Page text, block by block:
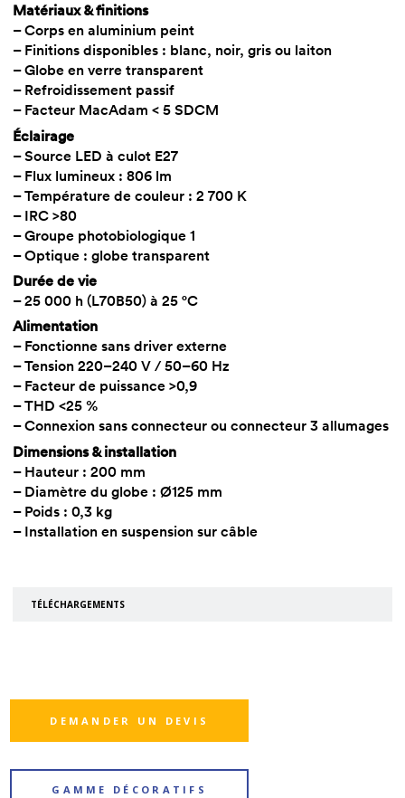
Matériaux & finitions
– Corps en aluminium peint
– Finitions disponibles : blanc, noir, gris ou laiton
– Globe en verre transparent
– Refroidissement passif
– Facteur MacAdam < 5 SDCM
Éclairage
– Source LED à culot E27
– Flux lumineux : 806 lm
– Température de couleur : 2 700 K
– IRC >80
– Groupe photobiologique 1
– Optique : globe transparent
Durée de vie
– 25 000 h (L70B50) à 25 °C
Alimentation
– Fonctionne sans driver externe
– Tension 220–240 V / 50–60 Hz
– Facteur de puissance >0,9
– THD <25 %
– Connexion sans connecteur ou connecteur 3 allumages
Dimensions & installation
– Hauteur : 200 mm
– Diamètre du globe : Ø125 mm
– Poids : 0,3 kg
– Installation en suspension sur câble
TÉLÉCHARGEMENTS
DEMANDER UN DEVIS
GAMME DÉCORATIFS